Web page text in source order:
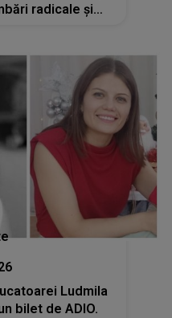
radicale și
Ludmila
bilet de ADIO.